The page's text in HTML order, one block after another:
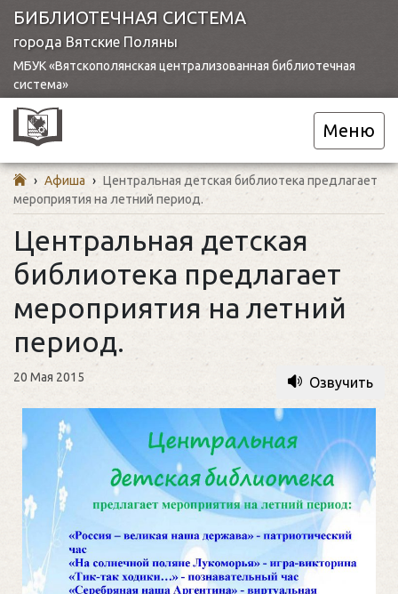
БИБЛИОТЕЧНАЯ СИСТЕМА
города Вятские Поляны
МБУК «Вятскополянская централизованная библиотечная
система»
Меню
› Афиша › Центральная детская библиотека предлагает
мероприятия на летний период.
Центральная детская
библиотека предлагает
мероприятия на летний
период.
20 Мая 2015 Озвучить